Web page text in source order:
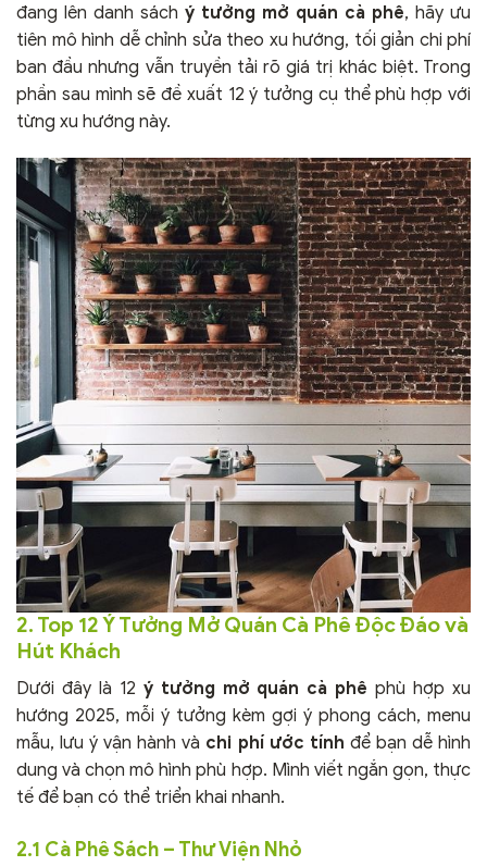
đang lên danh sách ý tưởng mở quán cà phê, hãy ưu
tiên mô hình dễ chỉnh sửa theo xu hướng, tối giản chi phí
ban đầu nhưng vẫn truyền tải rõ giá trị khác biệt. Trong
phần sau mình sẽ đề xuất 12 ý tưởng cụ thể phù hợp với
từng xu hướng này.
2. Top 12 Ý Tưởng Mở Quán Cà Phê Độc Đáo và
Hút Khách
Dưới đây là 12 ý tưởng mở quán cà phê phù hợp xu
hướng 2025, mỗi ý tưởng kèm gợi ý phong cách, menu
mẫu, lưu ý vận hành và chi phí ước tính để bạn dễ hình
dung và chọn mô hình phù hợp. Mình viết ngắn gọn, thực
tế để bạn có thể triển khai nhanh.
2.1 Cà Phê Sách – Thư Viện Nhỏ